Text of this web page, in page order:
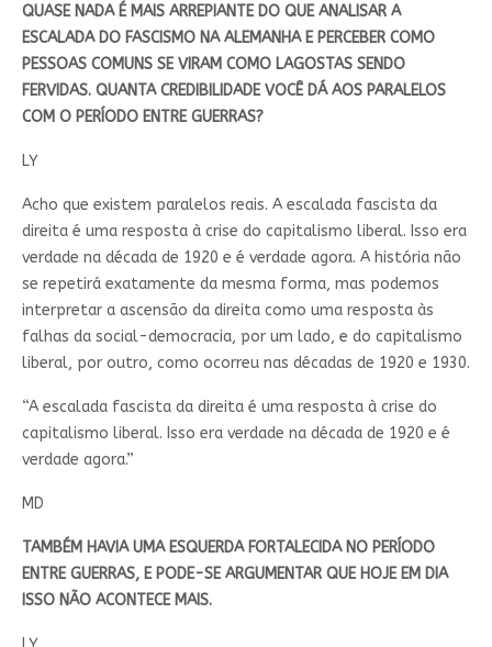
QUASE NADA É MAIS ARREPIANTE DO QUE ANALISAR A
ESCALADA DO FASCISMO NA ALEMANHA E PERCEBER COMO
PESSOAS COMUNS SE VIRAM COMO LAGOSTAS SENDO
FERVIDAS. QUANTA CREDIBILIDADE VOCÊ DÁ AOS PARALELOS
COM O PERÍODO ENTRE GUERRAS?
LY
Acho que existem paralelos reais. A escalada fascista da
direita é uma resposta à crise do capitalismo liberal. Isso era
verdade na década de 1920 e é verdade agora. A história não
se repetirá exatamente da mesma forma, mas podemos
interpretar a ascensão da direita como uma resposta às
falhas da social-democracia, por um lado, e do capitalismo
liberal, por outro, como ocorreu nas décadas de 1920 e 1930.
“A escalada fascista da direita é uma resposta à crise do
capitalismo liberal. Isso era verdade na década de 1920 e é
verdade agora.”
MD
TAMBÉM HAVIA UMA ESQUERDA FORTALECIDA NO PERÍODO
ENTRE GUERRAS, E PODE-SE ARGUMENTAR QUE HOJE EM DIA
ISSO NÃO ACONTECE MAIS.